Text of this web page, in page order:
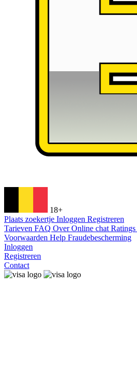
18+
Plaats zoekertje Inloggen Registreren
Tarieven FAQ OverOnline chat Ratings
Voorwaarden Help Fraudebescherming
Inloggen
Registreren
Contact